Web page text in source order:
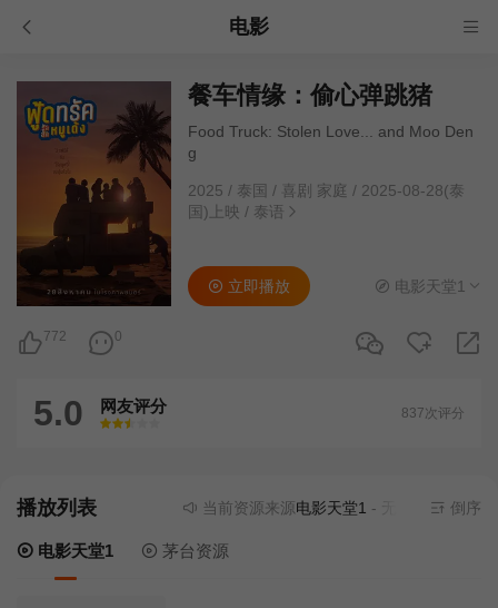
电影
餐车情缘：偷心弹跳猪
Food Truck: Stolen Love... and Moo Den
g
2025 / 泰国 / 喜剧 家庭 / 2025-08-28(泰
国)上映 / 泰语
772 0
立即播放 电影天堂1
5.0 网友评分
很差
较差还行推荐力荐
837次评分
播放列表 当前资源来源电影天堂1- 无需安装任何插件
倒序
电影天堂1 茅台资源